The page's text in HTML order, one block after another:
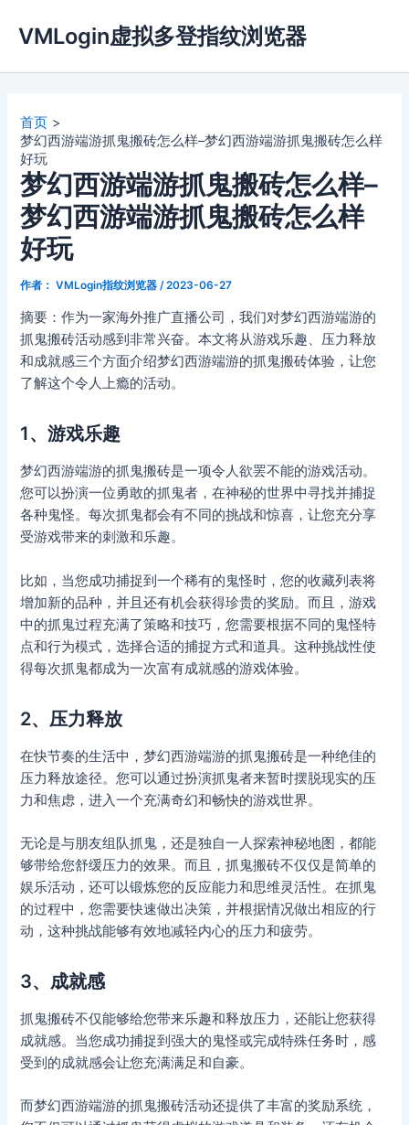
容
VMLogin虚拟多登指纹浏览器
首页
梦幻西游端游抓鬼搬砖怎么样–梦幻西游端游抓鬼搬砖怎么样
好玩
梦幻西游端游抓鬼搬砖怎么样–
梦幻西游端游抓鬼搬砖怎么样
好玩
作者： VMLogin指纹浏览器 /2023-06-27
摘要：作为一家海外推广直播公司，我们对梦幻西游端游的
抓鬼搬砖活动感到非常兴奋。本文将从游戏乐趣、压力释放
和成就感三个方面介绍梦幻西游端游的抓鬼搬砖体验，让您
了解这个令人上瘾的活动。
1、游戏乐趣
梦幻西游端游的抓鬼搬砖是一项令人欲罢不能的游戏活动。
您可以扮演一位勇敢的抓鬼者，在神秘的世界中寻找并捕捉
各种鬼怪。每次抓鬼都会有不同的挑战和惊喜，让您充分享
受游戏带来的刺激和乐趣。
比如，当您成功捕捉到一个稀有的鬼怪时，您的收藏列表将
增加新的品种，并且还有机会获得珍贵的奖励。而且，游戏
中的抓鬼过程充满了策略和技巧，您需要根据不同的鬼怪特
点和行为模式，选择合适的捕捉方式和道具。这种挑战性使
得每次抓鬼都成为一次富有成就感的游戏体验。
2、压力释放
在快节奏的生活中，梦幻西游端游的抓鬼搬砖是一种绝佳的
压力释放途径。您可以通过扮演抓鬼者来暂时摆脱现实的压
力和焦虑，进入一个充满奇幻和畅快的游戏世界。
无论是与朋友组队抓鬼，还是独自一人探索神秘地图，都能
够带给您舒缓压力的效果。而且，抓鬼搬砖不仅仅是简单的
娱乐活动，还可以锻炼您的反应能力和思维灵活性。在抓鬼
的过程中，您需要快速做出决策，并根据情况做出相应的行
动，这种挑战能够有效地减轻内心的压力和疲劳。
3、成就感
抓鬼搬砖不仅能够给您带来乐趣和释放压力，还能让您获得
成就感。当您成功捕捉到强大的鬼怪或完成特殊任务时，感
受到的成就感会让您充满满足和自豪。
而梦幻西游端游的抓鬼搬砖活动还提供了丰富的奖励系统，